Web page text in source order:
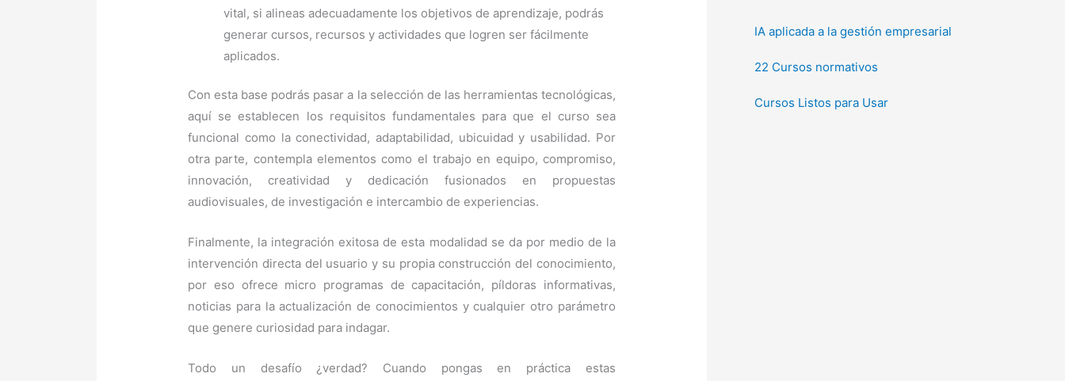
vital, si alineas adecuadamente los objetivos de aprendizaje, podrás
generar cursos, recursos y actividades que logren ser fácilmente
aplicados.
Con esta base podrás pasar a la selección de las herramientas tecnológicas,
aquí se establecen los requisitos fundamentales para que el curso sea
funcional como la conectividad, adaptabilidad, ubicuidad y usabilidad. Por
otra parte, contempla elementos como el trabajo en equipo, compromiso,
innovación, creatividad y dedicación fusionados en propuestas
audiovisuales, de investigación e intercambio de experiencias.
Finalmente, la integración exitosa de esta modalidad se da por medio de la
intervención directa del usuario y su propia construcción del conocimiento,
por eso ofrece micro programas de capacitación, píldoras informativas,
noticias para la actualización de conocimientos y cualquier otro parámetro
que genere curiosidad para indagar.
Todo un desafío ¿verdad? Cuando pongas en práctica estas
IA aplicada a la gestión empresarial
22 Cursos normativos
Cursos Listos para Usar